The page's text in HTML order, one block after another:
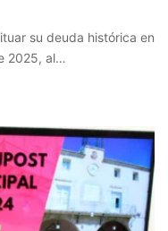
su deuda histórica en
2025, al…